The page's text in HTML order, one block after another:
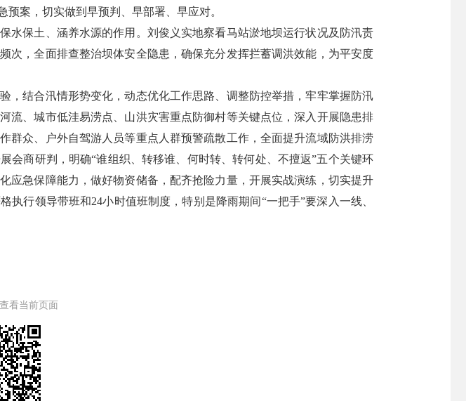
案，切实做到早预判、早部署、早应对。
水保土、涵养水源的作用。刘俊义实地察看马站淤地坝运行状况及防汛责
次，全面排查整治坝体安全隐患，确保充分发挥拦蓄调洪效能，为平安度
，结合汛情形势变化，动态优化工作思路、调整防控举措，牢牢掌握防汛
流、城市低洼易涝点、山洪灾害重点防御村等关键点位，深入开展隐患排
群众、户外自驾游人员等重点人群预警疏散工作，全面提升流域防洪排涝
商研判，明确“谁组织、转移谁、何时转、转何处、不擅返”五个关键环
应急保障能力，做好物资储备，配齐抢险力量，开展实战演练，切实提升
行领导带班和24小时值班制度，特别是降雨期间“一把手”要深入一线、
看当前页面